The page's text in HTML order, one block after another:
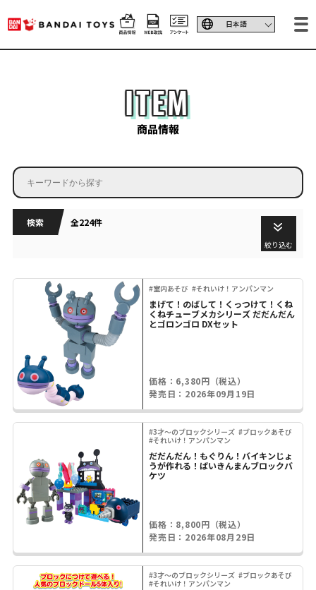
ITEM
商品情報
検索 全224件
絞り込む
#室内あそび #それいけ！アンパンマン
まげて！のばして！くっつけて！くね
くねチューブメカシリーズ だだんだん
とゴロンゴロ DXセット
価格：6,380円（税込）
発売日：2026年09月19日
#3才～のブロックシリーズ #ブロックあそび
#それいけ！アンパンマン
だだんだん！もぐりん！バイキンじょ
うが作れる！ばいきんまんブロックバ
ケツ
価格：8,800円（税込）
発売日：2026年08月29日
#3才～のブロックシリーズ #ブロックあそび
#それいけ！アンパンマン